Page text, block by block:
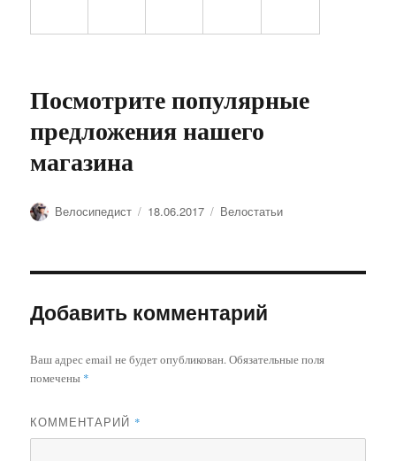
Посмотрите популярные
предложения нашего
магазина
Автор
Велосипедист Опубликовано
18.06.2017 Рубрики
Велостатьи
Добавить комментарий
Ваш адрес email не будет опубликован.Обязательные поля
помечены *
КОММЕНТАРИЙ *